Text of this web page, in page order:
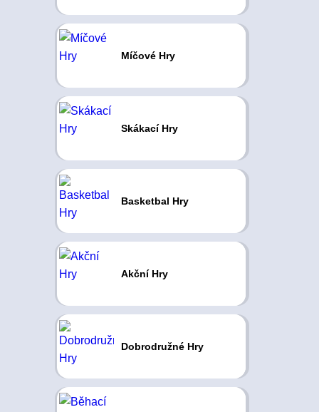
Míčové Hry
Skákací Hry
Basketbal Hry
Akční Hry
Dobrodružné Hry